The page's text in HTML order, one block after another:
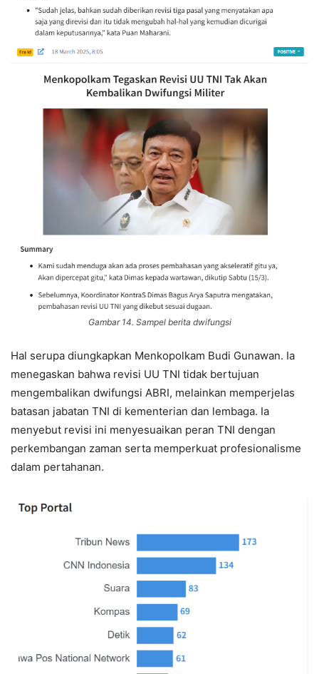
Gambar 14. Sampel berita dwifungsi
Hal serupa diungkapkan Menkopolkam Budi Gunawan. Ia
menegaskan bahwa revisi UU TNI tidak bertujuan
mengembalikan dwifungsi ABRI, melainkan memperjelas
batasan jabatan TNI di kementerian dan lembaga. Ia
menyebut revisi ini menyesuaikan peran TNI dengan
perkembangan zaman serta memperkuat profesionalisme
dalam pertahanan.